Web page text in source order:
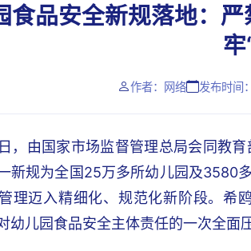
食品安全新规落地：
作者：网络 发布时间
，由国家市场监督管理总局会同教
新规为全国25万多所幼儿园及3580
理迈入精细化、规范化新阶段。希
幼儿园食品安全主体责任的一次全面压